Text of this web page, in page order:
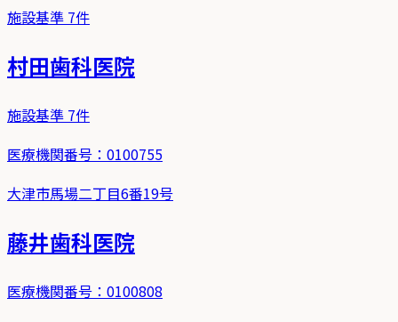
施設基準 7件
村田歯科医院
施設基準 7件
医療機関番号： 0100755
大津市馬場二丁目6番19号
藤井歯科医院
医療機関番号： 0100808